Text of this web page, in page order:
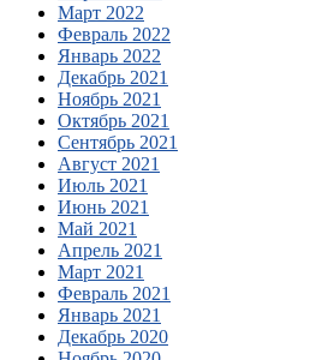
Март 2022
Февраль 2022
Январь 2022
Декабрь 2021
Ноябрь 2021
Октябрь 2021
Сентябрь 2021
Август 2021
Июль 2021
Июнь 2021
Май 2021
Апрель 2021
Март 2021
Февраль 2021
Январь 2021
Декабрь 2020